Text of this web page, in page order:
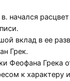
начался
вклад в ее
Грек.
Феофана Грека
к характеру